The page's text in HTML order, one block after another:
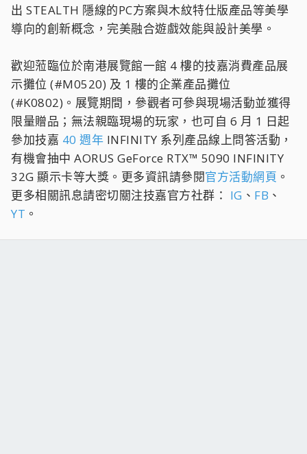
出 STEALTH 隱線的PC方案與木紋特仕版產品等美學
導向的創新概念，完美融合遊戲效能與設計美學。
歡迎蒞臨位於南港展覽館一館 4 樓的技嘉消費產品展
示攤位 (#M0520) 及 1 樓的企業產品攤位
(#K0802)。展覽期間，參觀者可參與現場活動並獲得
限量贈品；無法親臨現場的玩家，也可自 6 月 1 日起
參加技嘉 40 週年 INFINITY 系列產品線上問答活動，
有機會抽中 AORUS GeForce RTX™ 5090 INFINITY
32G 顯示卡等大獎。更多資訊請參閱官方活動網頁 。
更多相關訊息請密切關注技嘉官方社群： IG 、 FB 、
YT 。